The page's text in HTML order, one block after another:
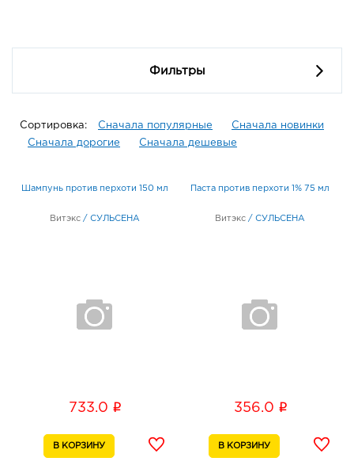
Фильтры
Сортировка: Сначала популярные
Сначала новинки
Сначала дорогие
Сначала дешевые
Шампунь против перхоти 150 мл
Витэкс / СУЛЬСЕНА
733.0 i
Паста против перхоти 1% 75 мл
Витэкс / СУЛЬСЕНА
356.0 i